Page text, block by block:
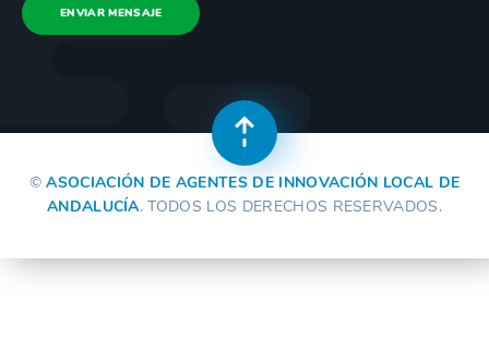
ENVIAR MENSAJE
©ASOCIACIÓN DE AGENTES DE INNOVACIÓN LOCAL DE
ANDALUCÍA. TODOS LOS DERECHOS RESERVADOS.